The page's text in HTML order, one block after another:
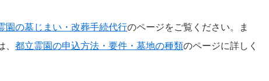
園の墓じまい・改葬手続代行のページをご覧ください。ま
都立霊園の申込方法・要件・墓地の種類のページに詳しく